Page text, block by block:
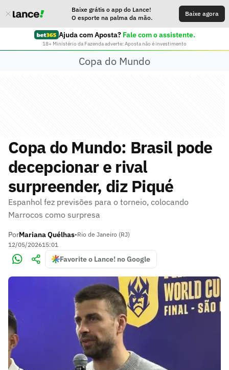
Baixe grátis o app do Lance!
O esporte na palma da mão.
Baixe agora
Ajuda com Aposta? Fale com o assistente.
18+ Ministério da Fazenda adverte: Aposta não é investimento
Copa do Mundo
Copa do Mundo: Brasil pode
decepcionar e rival
surpreender, diz Piqué
Espanhol fez previsões para o torneio, colocando
Marrocos como surpresa
PorMariana Quélhas•Rio de Janeiro (RJ)
12/05/202615:01
Favorite o Lance! no Google